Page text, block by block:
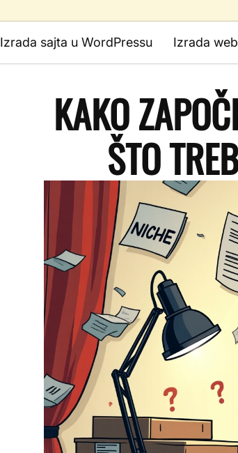
Izrada sajta u WordPressu Izrada
KAKO
ŠTO